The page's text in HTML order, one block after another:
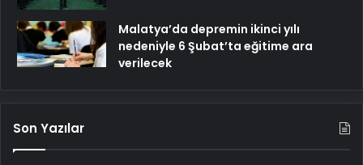
Malatya’da depremin ikinci yılı
nedeniyle 6 Şubat’ta eğitime ara
verilecek
Son Yazılar